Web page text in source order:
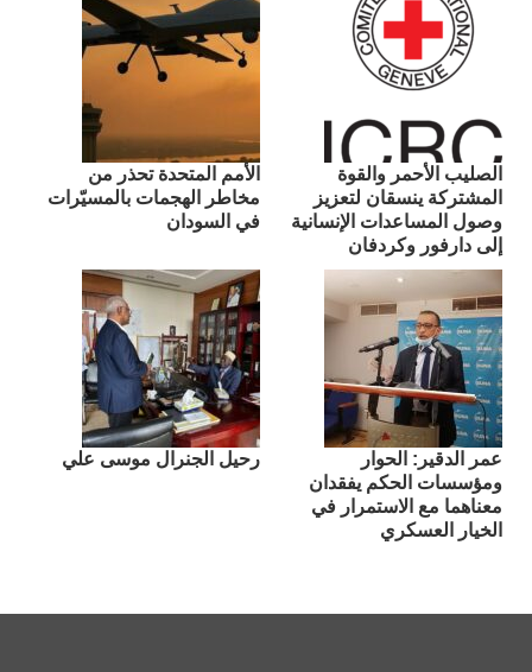
الصليب الأحمر والقوة
المشتركة ينسقان لتعزيز
وصول المساعدات الإنسانية
إلى دارفور وكردفان
الأمم المتحدة تحذر من
مخاطر الهجمات بالمسيّرات
في السودان
عمر الدقير: الحوار
ومؤسسات الحكم يفقدان
معناهما مع الاستمرار في
الخيار العسكري
رحيل الجنرال موسى علي